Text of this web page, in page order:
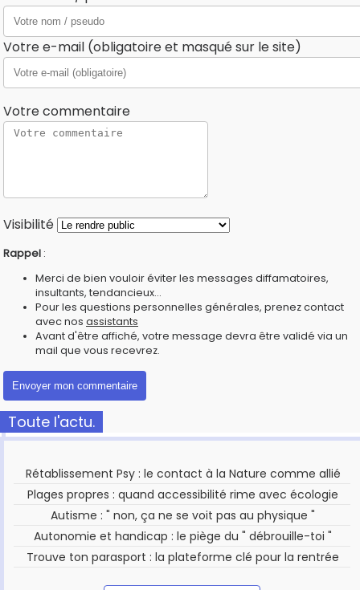
Votre e-mail (obligatoire et masqué sur le site)
Votre commentaire
Visibilité
Rappel :
Merci de bien vouloir éviter les messages diffamatoires,
insultants, tendancieux...
Pour les questions personnelles générales, prenez contact
avec nos assistants
Avant d'être affiché, votre message devra être validé via un
mail que vous recevrez.
Toute l'actu.
Rétablissement Psy : le contact à la Nature comme allié
Plages propres : quand accessibilité rime avec écologie
Autisme : " non, ça ne se voit pas au physique "
Autonomie et handicap : le piège du " débrouille-toi "
Trouve ton parasport : la plateforme clé pour la rentrée